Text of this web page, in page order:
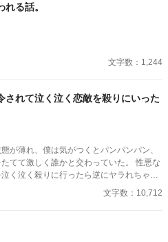
る話。
文字数：1,244
されて泣く泣く恋敵を殺りにいった
が薄れ、僕は気がつくとパンパンパン、
て激しく誰かと交わっていた。 性悪な
く泣く殺りに行ったら逆にヤラれちゃっ
イトノベルにも掲載
文字数：10,712